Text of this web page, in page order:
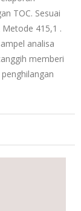
TOC. Sesuai
Metode 415,1 .
analisa
memberi